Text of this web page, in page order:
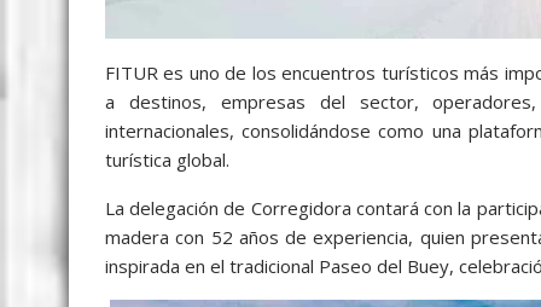
FITUR es uno de los encuentros turísticos más
a destinos, empresas del sector,
internacionales, consolidándose como una
turística global.
La delegación de Corregidora contará con la
madera con 52 años de experiencia, quien
inspirada en el tradicional Paseo del Buey,